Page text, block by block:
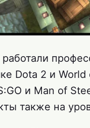
работали
Dota 2 и
и Man of
также на